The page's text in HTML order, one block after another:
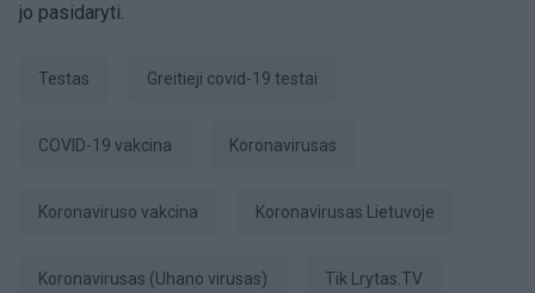
jo pasidaryti.
Testas greitieji covid-19 testai
COVID-19 vakcina koronavirusas
Koronaviruso vakcina Koronavirusas Lietuvoje
koronavirusas (Uhano virusas) tik Lrytas.TV